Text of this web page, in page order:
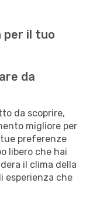
per il tuo
da
da scoprire,
migliore per
preferenze
libero che hai
il clima della
esperienza che